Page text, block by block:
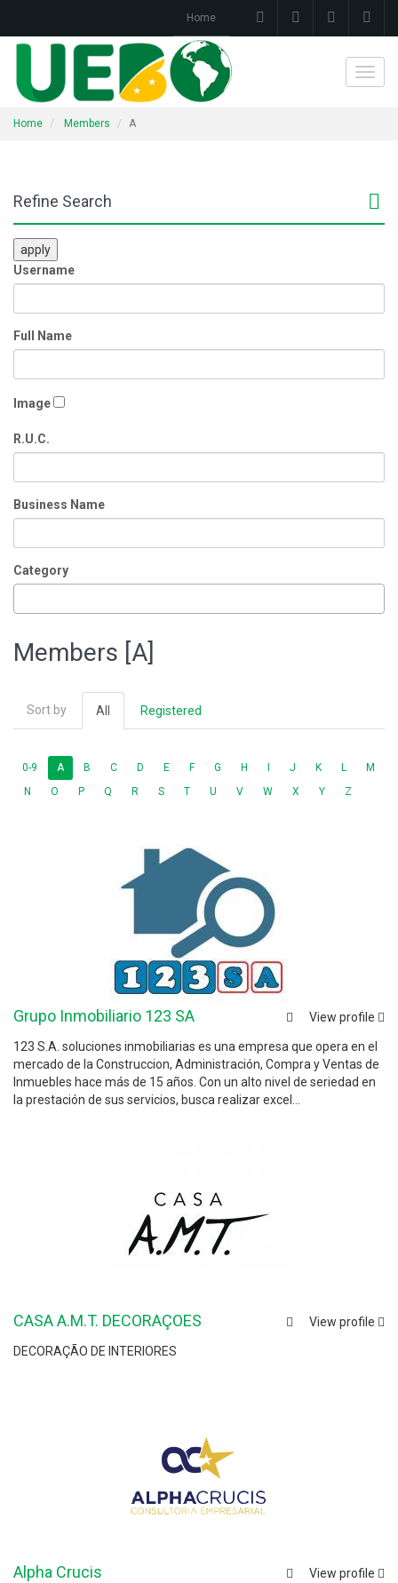
Home
Home Members A
Refine Search
apply
Username
Full Name
Image
R.U.C.
Business Name
Category
Members [A]
Sort by All Registered
0-9 A B C D E F G H J K L
M
N
O P Q R S T U V W X Y Z
View profile
Grupo Inmobiliario 123 SA
123 S.A. soluciones inmobiliarias es una empresa que opera en el
mercado de la Construccion, Administración, Compra y Ventas de
Inmuebles hace más de 15 años. Con un alto nivel de seriedad en
la prestación de sus servicios, busca realizar excel...
View profile
CASA A.M.T. DECORAÇÕES
DECORAÇÃO DE INTERIORES
View profile
Alpha Crucis